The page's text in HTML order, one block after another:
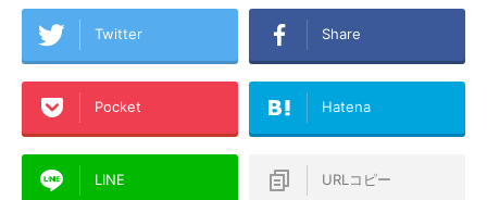
Twitter Share
Pocket Hatena
LINE URLコピー